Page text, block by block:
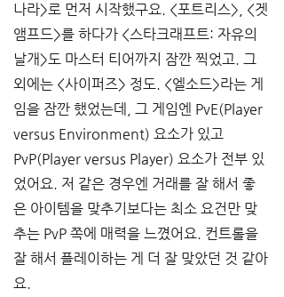
나라>로 먼저 시작했구요. <포트리스>, <겟
앰프드>를 하다가 <스타크래프트: 자유의
날개>도 마스터 티어까지 잠깐 찍었고. 그
외에는 <사이퍼즈> 정도. <엘소드>라는 게
임을 잠깐 했었는데, 그 게임엔 PvE(Player
versus Environment) 요소가 있고
PvP(Player versus Player) 요소가 전부 있
었어요. 저 같은 경우엔 거래를 잘 해서 좋
은 아이템을 맞추기보다는 최소 요건만 맞
추는 PvP 쪽에 매력을 느꼈어요. 컨트롤을
잘 해서 플레이하는 게 더 잘 맞았던 것 같아
요.